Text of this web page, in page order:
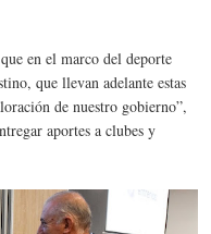
en el marco del deporte
que llevan adelante estas
de nuestro gobierno”,
aportes a clubes y